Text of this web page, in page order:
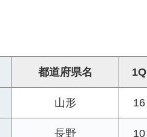
都道府県名 1Q
山形 16
長野 10